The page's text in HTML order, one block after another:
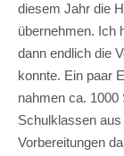
diesem Jahr die
übernehmen. Ich
dann endlich die
konnte. Ein paar
nahmen ca. 1000
Schulklassen
Vorbereitungen